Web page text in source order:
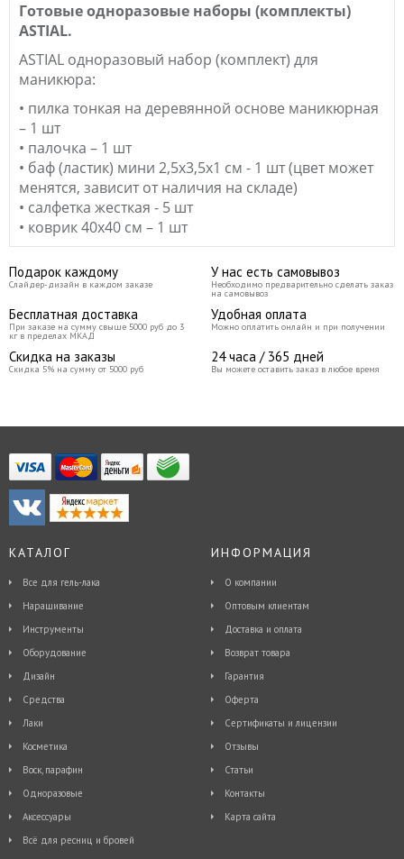
Готовые одноразовые наборы (комплекты)
ASTIAL.
ASTIAL одноразовый набор (комплект) для
маникюра:
• пилка тонкая на деревянной основе маникюрная
– 1 шт
• палочка – 1 шт
• баф (ластик) мини 2,5х3,5х1 см - 1 шт (цвет может
менятся, зависит от наличия на складе)
• салфетка жесткая - 5 шт
• коврик 40х40 см – 1 шт
Подарок каждому
Слайдер-дизайн в каждом заказе
У нас есть самовывоз
Необходимо предварительно сделать заказ
на самовывоз
Бесплатная доставка
При заказе на сумму свыше 5000 руб до 3
кг в пределах МКАД
Удобная оплата
Можно оплатить онлайн и при получении
Скидка на заказы
Скидка 5% на сумму от 5000 руб
24 часа / 365 дней
Вы можете оставить заказ в любое время
КАТАЛОГ
Все для гель-лака
Наращивание
Инструменты
Оборудование
Дизайн
Средства
Лаки
Косметика
Воск, парафин
Одноразовые
Аксессуары
Всё для ресниц и бровей
ИНФОРМАЦИЯ
О компании
Оптовым клиентам
Доставка и оплата
Возврат товара
Гарантия
Оферта
Сертификаты и лицензии
Отзывы
Статьи
Контакты
Карта сайта